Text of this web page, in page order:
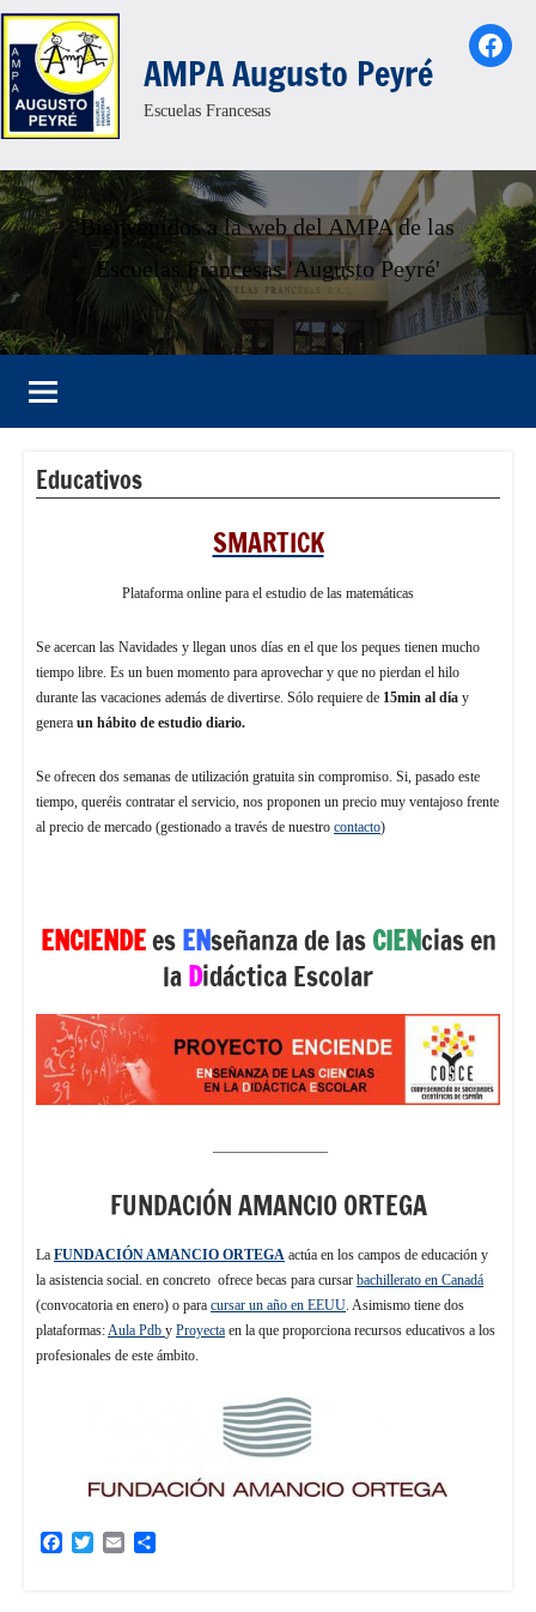
Saltar
al
contenido
AMPA Augusto Peyré
Escuelas Francesas
Bienvenidos a la web del AMPA de las
Escuelas Francesas 'Augusto Peyré'
Educativos
SMARTICK
Plataforma online para el estudio de las matemáticas
Se acercan las Navidades y llegan unos días en el que los peques tienen mucho
tiempo libre. Es un buen momento para aprovechar y que no pierdan el hilo
durante las vacaciones además de divertirse. Sólo requiere de 15min al día y
genera un hábito de estudio diario.
Se ofrecen dos semanas de utilización gratuita sin compromiso. Si, pasado este
tiempo, queréis contratar el servicio, nos proponen un precio muy ventajoso frente
al precio de mercado (gestionado a través de nuestro contacto)
ENCIENDEesENseñanza de lasCIENcias en
laDidáctica Escolar
FUNDACIÓN AMANCIO ORTEGA
La FUNDACIÓN AMANCIO ORTEGA actúa en los campos de educación y
la asistencia social. en concreto ofrece becas para cursar bachillerato en Canadá
(convocatoria en enero) o para cursar un año en EEUU. Asimismo tiene dos
plataformas:Aula Pdb y Proyecta en la que proporciona recursos educativos a los
profesionales de este ámbito.
FacebookTwitterEmail